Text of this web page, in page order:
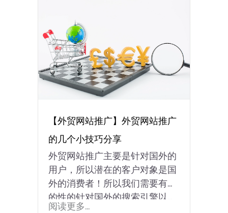
【外贸网站推广】外贸网站推广
的几个小技巧分享
外贸网站推广主要是针对国外的
用户，所以潜在的客户对象是国
外的消费者！所以我们需要有目
的性的针对国外的搜索引擎以...
阅读更多...